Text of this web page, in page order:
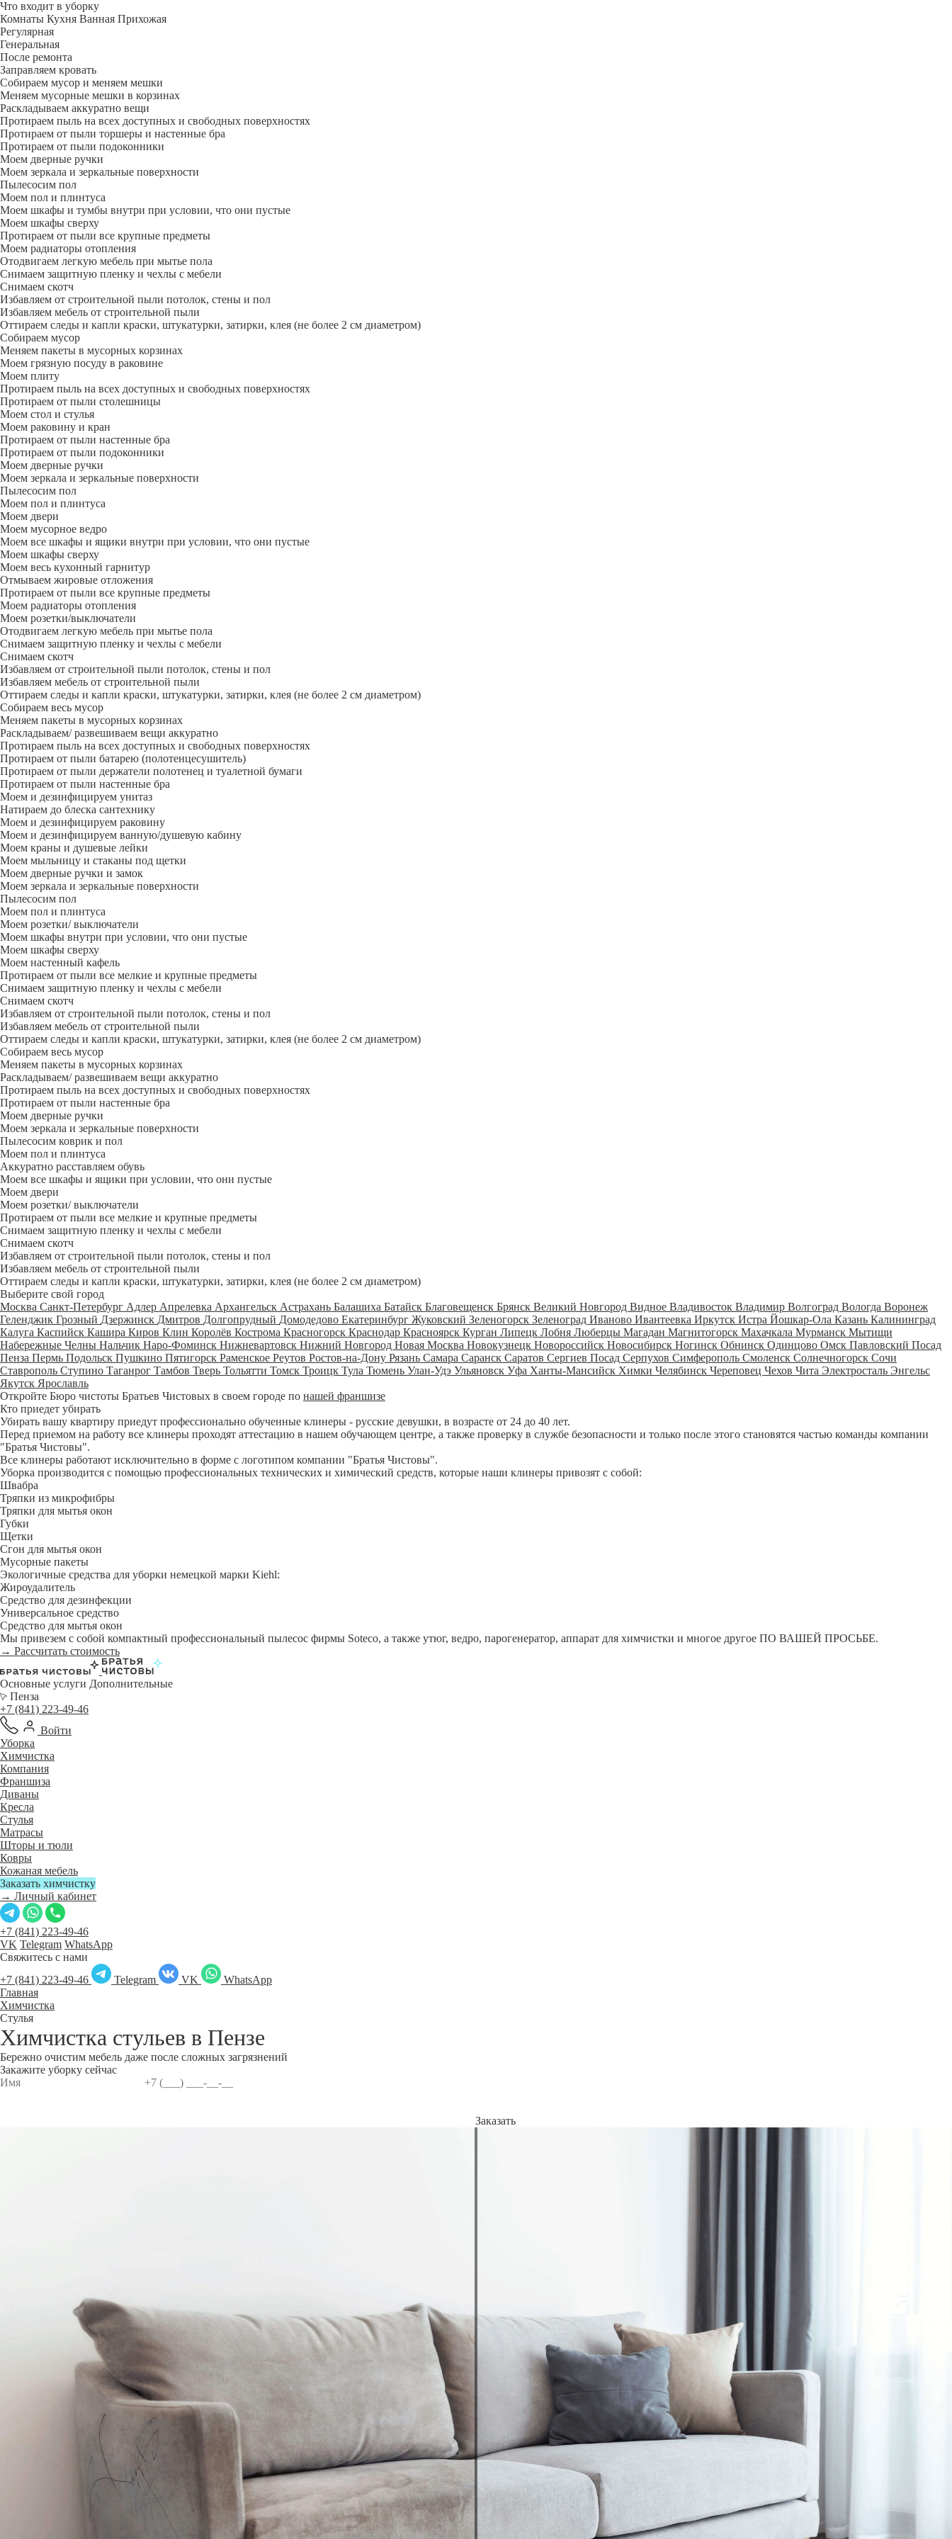
Что входит в уборку
Регу­лярная
Гене­ральная
После ремонта
Заправляем кровать
Собираем мусор и меняем мешки
Меняем мусорные мешки в корзинах
Раскладываем аккуратно вещи
Протираем пыль на всех доступных и свободных поверхностях
Протираем от пыли торшеры и настенные бра
Протираем от пыли подоконники
Моем дверные ручки
Моем зеркала и зеркальные поверхности
Пылесосим пол
Моем пол и плинтуса
Моем шкафы и тумбы внутри при условии, что они пустые
Моем шкафы сверху
Протираем от пыли все крупные предметы
Моем радиаторы отопления
Отодвигаем легкую мебель при мытье пола
Снимаем защитную пленку и чехлы с мебели
Снимаем скотч
Избавляем от строительной пыли потолок, стены и пол
Избавляем мебель от строительной пыли
Оттираем следы и капли краски, штукатурки, затирки, клея (не более 2 см диаметром)
Собираем мусор
Меняем пакеты в мусорных корзинах
Моем грязную посуду в раковине
Моем плиту
Протираем пыль на всех доступных и свободных поверхностях
Протираем от пыли столешницы
Моем стол и стулья
Моем раковину и кран
Протираем от пыли настенные бра
Протираем от пыли подоконники
Моем дверные ручки
Моем зеркала и зеркальные поверхности
Пылесосим пол
Моем пол и плинтуса
Моем двери
Моем мусорное ведро
Моем все шкафы и ящики внутри при условии, что они пустые
Моем шкафы сверху
Моем весь кухонный гарнитур
Отмываем жировые отложения
Протираем от пыли все крупные предметы
Моем радиаторы отопления
Моем розетки/выключатели
Отодвигаем легкую мебель при мытье пола
Снимаем защитную пленку и чехлы с мебели
Снимаем скотч
Избавляем от строительной пыли потолок, стены и пол
Избавляем мебель от строительной пыли
Оттираем следы и капли краски, штукатурки, затирки, клея (не более 2 см диаметром)
Собираем весь мусор
Меняем пакеты в мусорных корзинах
Раскладываем/ развешиваем вещи аккуратно
Протираем пыль на всех доступных и свободных поверхностях
Протираем от пыли батарею (полотенцесушитель)
Протираем от пыли держатели полотенец и туалетной бумаги
Протираем от пыли настенные бра
Моем и дезинфицируем унитаз
Натираем до блеска сантехнику
Моем и дезинфицируем раковину
Моем и дезинфицируем ванную/душевую кабину
Моем краны и душевые лейки
Моем мыльницу и стаканы под щетки
Моем дверные ручки и замок
Моем зеркала и зеркальные поверхности
Пылесосим пол
Моем пол и плинтуса
Моем розетки/ выключатели
Моем шкафы внутри при условии, что они пустые
Моем шкафы сверху
Моем настенный кафель
Протираем от пыли все мелкие и крупные предметы
Снимаем защитную пленку и чехлы с мебели
Снимаем скотч
Избавляем от строительной пыли потолок, стены и пол
Избавляем мебель от строительной пыли
Оттираем следы и капли краски, штукатурки, затирки, клея (не более 2 см диаметром)
Собираем весь мусор
Меняем пакеты в мусорных корзинах
Раскладываем/ развешиваем вещи аккуратно
Протираем пыль на всех доступных и свободных поверхностях
Протираем от пыли настенные бра
Моем дверные ручки
Моем зеркала и зеркальные поверхности
Пылесосим коврик и пол
Моем пол и плинтуса
Аккуратно расставляем обувь
Моем все шкафы и ящики при условии, что они пустые
Моем двери
Моем розетки/ выключатели
Протираем от пыли все мелкие и крупные предметы
Снимаем защитную пленку и чехлы с мебели
Снимаем скотч
Избавляем от строительной пыли потолок, стены и пол
Избавляем мебель от строительной пыли
Оттираем следы и капли краски, штукатурки, затирки, клея (не более 2 см диаметром)
Выберите свой город
Москва Санкт-Петербург Адлер Апрелевка Архангельск Астрахань Балашиха Батайск Благовещенск Брянск Великий Новгород Видное Владивосток Владимир Волгоград Вологда Воронеж
Геленджик Грозный Дзержинск Дмитров Долгопрудный Домодедово Екатеринбург Жуковский Зеленогорск Зеленоград Иваново Ивантеевка Иркутск Истра Йошкар-Ола Казань Калининград
Калуга Каспийск Кашира Киров Клин Королёв Кострома Красногорск Краснодар Красноярск Курган Липецк Лобня Люберцы Магадан Магнитогорск Махачкала Мурманск Мытищи
Набережные Челны Нальчик Наро-Фоминск Нижневартовск Нижний Новгород Новая Москва Новокузнецк Новороссийск Новосибирск Ногинск Обнинск Одинцово Омск Павловский Посад
Пенза Пермь Подольск Пушкино Пятигорск Раменское Реутов Ростов-на-Дону Рязань Самара Саранск Саратов Сергиев Посад Серпухов Симферополь Смоленск Солнечногорск Сочи
Ставрополь Ступино Таганрог Тамбов Тверь Тольятти Томск Троицк Тула Тюмень Улан-Удэ Ульяновск Уфа Ханты-Мансийск Химки Челябинск Череповец Чехов Чита Электросталь Энгельс
Якутск Ярославль
Откройте Бюро чистоты Братьев Чистовых в своем городе по нашей франшизе
Кто приедет убирать
Убирать вашу квартиру приедут профессионально обученные клинеры - русские девушки, в возрасте от 24 до 40 лет.
Перед приемом на работу все клинеры проходят аттестацию в нашем обучающем центре, а также проверку в службе безопасности и только после этого становятся частью команды компании
"Братья Чистовы".
Все клинеры работают исключительно в форме с логотипом компании "Братья Чистовы".
Уборка производится с помощью профессиональных технических и химический средств, которые наши клинеры привозят с собой:
Швабра
Тряпки из микрофибры
Тряпки для мытья окон
Губки
Щетки
Сгон для мытья окон
Мусорные пакеты
Экологичные средства для уборки немецкой марки Kiehl:
Жироудалитель
Средство для дезинфекции
Универсальное средство
Средство для мытья окон
Мы привезем с собой компактный профессиональный пылесос фирмы Soteco, а также утюг, ведро, парогенератор, аппарат для химчистки и многое другое ПО ВАШЕЙ ПРОСЬБЕ.
→ Рассчитать стоимость
Основные услуги Дополнительные
Пенза
+7 (841) 223-49-46
Войти
Уборка
Химчистка
Компания
Франшиза
Диваны
Кресла
Стулья
Матрасы
Шторы и тюли
Ковры
Кожаная мебель
Заказать химчистку
→ Личный кабинет
+7 (841) 223-49-46
VK Telegram WhatsApp
Свяжитесь с нами
+7 (841) 223-49-46
Telegram VK
WhatsApp
Главная
Химчистка
Стулья
Химчистка стульев в Пензе
Бережно очистим мебель даже после сложных загрязнений
Закажите уборку сейчас
Заказать